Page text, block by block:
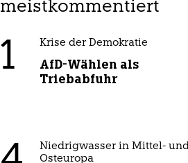
meistkommentiert
1 Krise der Demokratie
AfD-Wählen als
Triebabfuhr
Niedrigwasser in Mittel-
Osteuropa